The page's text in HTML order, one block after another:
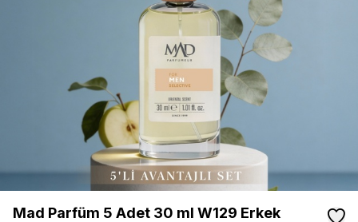
Mad Parfüm 5 Adet 30 ml W129 Erkek